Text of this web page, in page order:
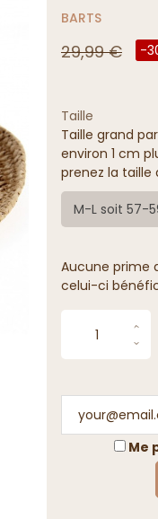
BARTS
29,99 € -
Taille
Taille grand
environ 1 cm
prenez la
M-L soit 57-
Aucune prime
celui-ci
Me